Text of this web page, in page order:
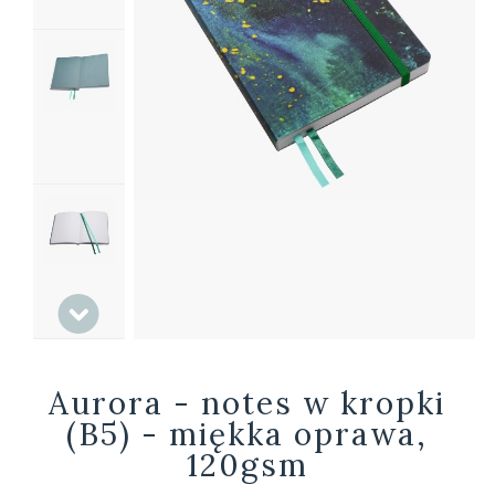
Aurora - notes w kropki
(B5) - miękka oprawa,
120gsm